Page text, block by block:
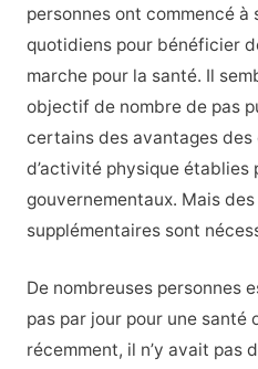
personnes ont commencé
quotidiens pour bénéficier
marche pour la santé. Il
objectif de nombre de pas
certains des avantages
d’activité physique établies
gouvernementaux. Mais
supplémentaires sont
De nombreuses personnes
pas par jour pour une santé
récemment, il n’y avait pas